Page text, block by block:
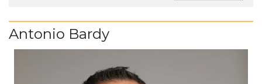
Antonio Bardy